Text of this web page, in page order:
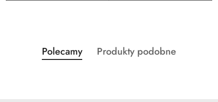
Pomiń karuzelę produktów
Produkty
o
Polecamy
Produkty
Produkty podobne